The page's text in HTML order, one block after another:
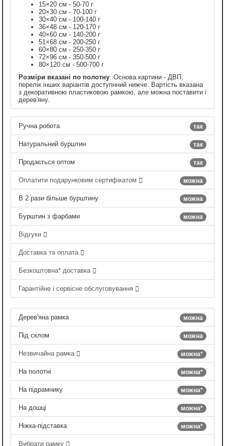
15×20 см - 50-70 г
20×30 см - 70-100 г
30×40 см - 100-140 г
36×48 см - 120-170 г
40×60 см - 140-200 г
51×68 см - 200-250 г
60×80 см - 250-350 г
72×96 см - 350-500 г
80×120 см - 500-700 г
Розміри вказані по полотну. Основа картини - ДВП,
перелік інших варіантів доступнний нижче. Вартість вказана
з декоративною пластиковою рамкою, але можна поставити і
дерев'яну.
так
Ручна робота
так
Натуральний бурштин
так
Продається оптом
можна
Оплатити подарунковим сертифікатом
можна
В 2 рази більше бурштину
можна
Бурштин з фарбами
Відгуки
Доставка та оплата
Безкоштовна* доставка
Гарантійне і сервісне обслуговування
можна
Дерев'яна рамка
можна
Під склом
можна*
Незвичайна рамка
можна*
На полотні
можна*
На підрамнику
можна*
На дошці
можна*
Ніжка-підставка
Вибрати рамку